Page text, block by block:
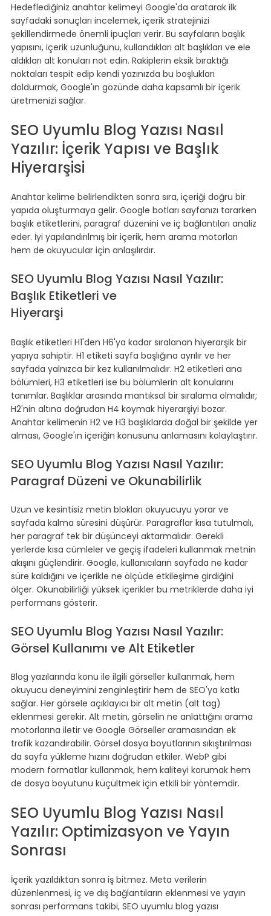
Hedeflediğiniz anahtar kelimeyi Google'da aratarak ilk
sayfadaki sonuçları incelemek, içerik stratejinizi
şekillendirmede önemli ipuçları verir. Bu sayfaların başlık
yapısını, içerik uzunluğunu, kullandıkları alt başlıkları ve ele
aldıkları alt konuları not edin. Rakiplerin eksik bıraktığı
noktaları tespit edip kendi yazınızda bu boşlukları
doldurmak, Google'ın gözünde daha kapsamlı bir içerik
üretmenizi sağlar.
SEO Uyumlu Blog Yazısı Nasıl
Yazılır: İçerik Yapısı ve Başlık
Hiyerarşisi
Anahtar kelime belirlendikten sonra sıra, içeriği doğru bir
yapıda oluşturmaya gelir. Google botları sayfanızı tararken
başlık etiketlerini, paragraf düzenini ve iç bağlantıları analiz
eder. İyi yapılandırılmış bir içerik, hem arama motorları
hem de okuyucular için anlaşılırdır.
SEO Uyumlu Blog Yazısı Nasıl Yazılır:
Başlık Etiketleri ve
Hiyerarşi
Başlık etiketleri H1'den H6'ya kadar sıralanan hiyerarşik bir
yapıya sahiptir. H1 etiketi sayfa başlığına ayrılır ve her
sayfada yalnızca bir kez kullanılmalıdır. H2 etiketleri ana
bölümleri, H3 etiketleri ise bu bölümlerin alt konularını
tanımlar. Başlıklar arasında mantıksal bir sıralama olmalıdır;
H2'nin altına doğrudan H4 koymak hiyerarşiyi bozar.
Anahtar kelimenin H2 ve H3 başlıklarda doğal bir şekilde yer
alması, Google'ın içeriğin konusunu anlamasını kolaylaştırır.
SEO Uyumlu Blog Yazısı Nasıl Yazılır:
Paragraf Düzeni ve Okunabilirlik
Uzun ve kesintisiz metin blokları okuyucuyu yorar ve
sayfada kalma süresini düşürür. Paragraflar kısa tutulmalı,
her paragraf tek bir düşünceyi aktarmalıdır. Gerekli
yerlerde kısa cümleler ve geçiş ifadeleri kullanmak metnin
akışını güçlendirir. Google, kullanıcıların sayfada ne kadar
süre kaldığını ve içerikle ne ölçüde etkileşime girdiğini
ölçer. Okunabilirliği yüksek içerikler bu metriklerde daha iyi
performans gösterir.
SEO Uyumlu Blog Yazısı Nasıl Yazılır:
Görsel Kullanımı ve Alt Etiketler
Blog yazılarında konu ile ilgili görseller kullanmak, hem
okuyucu deneyimini zenginleştirir hem de SEO'ya katkı
sağlar. Her görsele açıklayıcı bir alt metin (alt tag)
eklenmesi gerekir. Alt metin, görselin ne anlattığını arama
motorlarına iletir ve Google Görseller aramasından ek
trafik kazandırabilir. Görsel dosya boyutlarının sıkıştırılması
da sayfa yükleme hızını doğrudan etkiler. WebP gibi
modern formatlar kullanmak, hem kaliteyi korumak hem
de dosya boyutunu küçültmek için etkili bir yöntemdir.
SEO Uyumlu Blog Yazısı Nasıl
Yazılır: Optimizasyon ve Yayın
Sonrası
İçerik yazıldıktan sonra iş bitmez. Meta verilerin
düzenlenmesi, iç ve dış bağlantıların eklenmesi ve yayın
sonrası performans takibi, SEO uyumlu blog yazısı